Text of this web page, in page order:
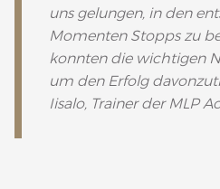
uns gelungen, in den
Momenten Stopps zu
konnten die wichtigen
um den Erfolg
Iisalo, Trainer der MLP